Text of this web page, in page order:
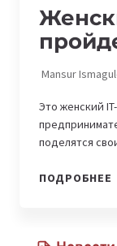
Mansur
Это женский
поделятся
ПОДРОБНЕЕ